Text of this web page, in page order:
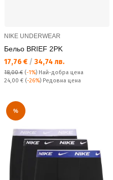
NIKE UNDERWEAR
Бельо BRIEF 2PK
Текуща цена:
17,76 € / 34,74 лв.
18,00 € (-1%) Най-добра цена
Редовна цена:
24,00 € (-26%) Редовна цена
%